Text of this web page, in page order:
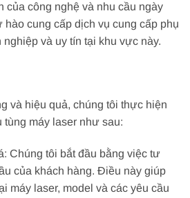
của công nghệ và nhu cầu ngày
hào cung cấp dịch vụ cung cấp phụ
và uy tín tại khu vực này.
và hiệu quả, chúng tôi thực hiện
tùng máy laser như sau:
Chúng tôi bắt đầu bằng việc tư
của khách hàng. Điều này giúp
máy laser, model và các yêu cầu